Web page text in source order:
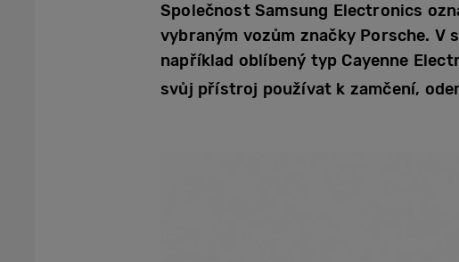
Společnost Samsung Electronics
vybraným vozům značky Porsche. V
například oblíbený typ Cayenne
svůj přístroj používat k zamčení,